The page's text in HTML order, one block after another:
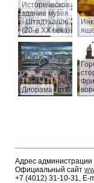
Историческое
здание музея
- Штадтхалле
(20-е XX века)
Диорама
Адрес администрации
Официальный сайт
+7 (4012) 31-10-31, E-